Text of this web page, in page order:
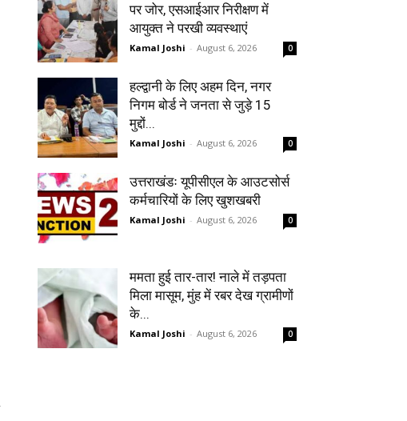
पर जोर, एसआईआर निरीक्षण में
आयुक्त ने परखी व्यवस्थाएं
Kamal Joshi - August 6, 2026 0
हल्द्वानी के लिए अहम दिन, नगर
निगम बोर्ड ने जनता से जुड़े 15
मुद्दों...
Kamal Joshi - August 6, 2026 0
उत्तराखंडः यूपीसीएल के आउटसोर्स
कर्मचारियों के लिए खुशखबरी
Kamal Joshi - August 6, 2026 0
ममता हुई तार-तार! नाले में तड़पता
मिला मासूम, मुंह में रबर देख ग्रामीणों
के...
Kamal Joshi - August 6, 2026 0